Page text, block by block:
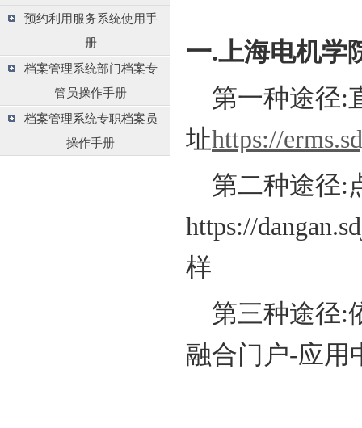
预约利用服务系统使用手
册
档案管理系统部门档案专
管员操作手册
档案管理系统专职档案员
操作手册
一.上海电机学
第一种途径:
址https://
第二种途径:
https://
样
第三种途径:
融合门户-应用